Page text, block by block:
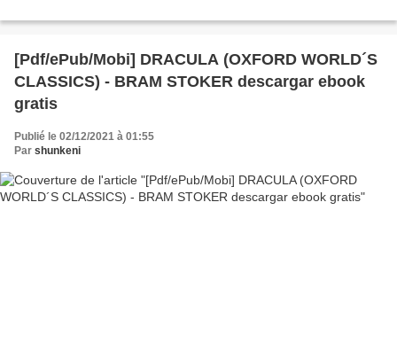
[Pdf/ePub/Mobi] DRACULA (OXFORD WORLD´S
CLASSICS) - BRAM STOKER descargar ebook
gratis
Publié le 02/12/2021 à 01:55
Par shunkeni